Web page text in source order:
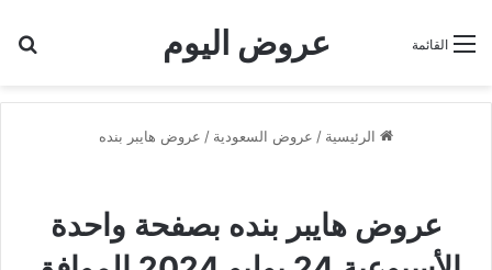
عروض اليوم القائمة
الرئيسية / عروض السعودية / عروض هايبر بنده
عروض هايبر بنده بصفحة واحدة